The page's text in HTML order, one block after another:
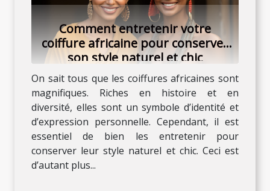
Comment entretenir votre
coiffure africaine pour conserver
son style naturel et chic
On sait tous que les coiffures africaines sont
magnifiques. Riches en histoire et en
diversité, elles sont un symbole d’identité et
d’expression personnelle. Cependant, il est
essentiel de bien les entretenir pour
conserver leur style naturel et chic. Ceci est
d’autant plus...